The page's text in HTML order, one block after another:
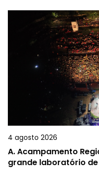
4 agosto 2026
A.Acampamento
grande laboratório